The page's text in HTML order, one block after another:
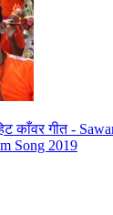
काँवर गीत -
Song 2019